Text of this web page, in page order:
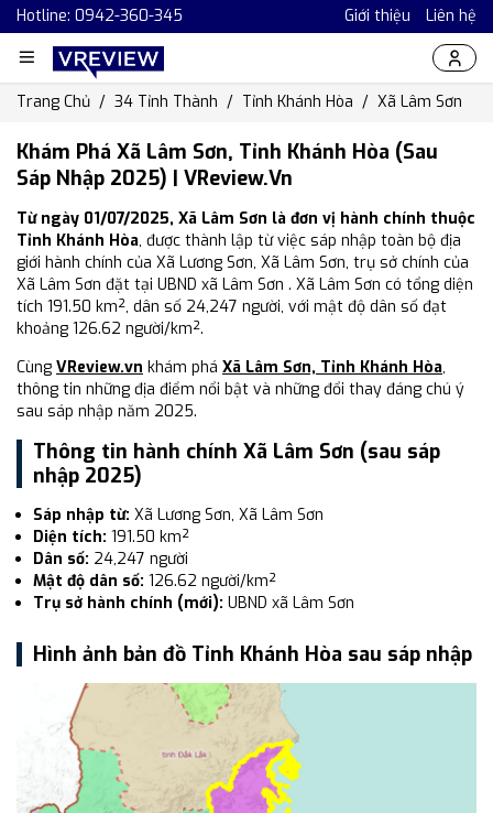
Hotline: 0942-360-345 Giới thiệu Liên hệ
Trang Chủ 34 Tỉnh Thành Tỉnh Khánh Hòa Xã Lâm Sơn
Khám Phá Xã Lâm Sơn, Tỉnh Khánh Hòa (Sau
Sáp Nhập 2025) | VReview.vn
Từ ngày 01/07/2025, Xã Lâm Sơn là đơn vị hành chính thuộc
Tỉnh Khánh Hòa, được thành lập từ việc sáp nhập toàn bộ địa
giới hành chính của Xã Lương Sơn, Xã Lâm Sơn, trụ sở chính của
Xã Lâm Sơn đặt tại UBND xã Lâm Sơn . Xã Lâm Sơn có tổng diện
tích 191.50 km², dân số 24,247 người, với mật độ dân số đạt
khoảng 126.62 người/km².
Cùng VReview.vn khám phá Xã Lâm Sơn, Tỉnh Khánh Hòa,
thông tin những địa điểm nổi bật và những đổi thay đáng chú ý
sau sáp nhập năm 2025.
Thông tin hành chính Xã Lâm Sơn (sau sáp
nhập 2025)
Sáp nhập từ: Xã Lương Sơn, Xã Lâm Sơn
Diện tích: 191.50 km²
Dân số: 24,247 người
Mật độ dân số: 126.62 người/km²
Trụ sở hành chính (mới): UBND xã Lâm Sơn
Hình ảnh bản đồ Tỉnh Khánh Hòa sau sáp nhập